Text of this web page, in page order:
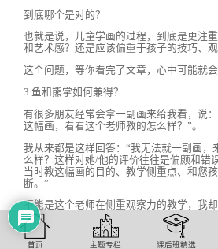
首页 主题专栏 课后班精选
到底哪个是对的？
也就是说，儿童学画的过程，到底是更注
和艺术感？还是应该偏重于孩子的技巧、
这个问题，等你看完了文章，心中可能就会
3 鱼和熊掌如何兼得？
有很多朋友经常会拿一副画来给我看，说
这幅画，看看这个老师教的怎么样？”。
我从来都是这样回答：“我无法就一副画，
么样？这样对她/他的评价往往是偏颇和错
当时教这幅画的目的、教学侧重点、和您
断。”
不能是这个老师在侧重观察力的教学，我
点评它，反之亦然！因为在一个小时左右
孩子每一个方面，是很难做到的，一定会